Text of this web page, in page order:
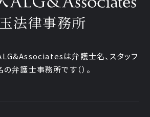
法律事務所
は弁護士名、スタッフ
の弁護士事務所です（）。